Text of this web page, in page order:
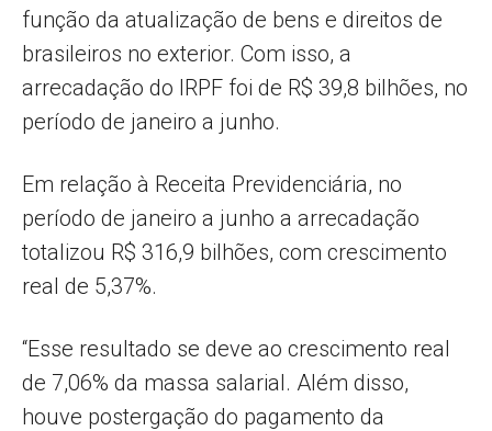
função da atualização de bens e direitos de
brasileiros no exterior. Com isso, a
arrecadação do IRPF foi de R$ 39,8 bilhões, no
período de janeiro a junho.
Em relação à Receita Previdenciária, no
período de janeiro a junho a arrecadação
totalizou R$ 316,9 bilhões, com crescimento
real de 5,37%.
“Esse resultado se deve ao crescimento real
de 7,06% da massa salarial. Além disso,
houve postergação do pagamento da